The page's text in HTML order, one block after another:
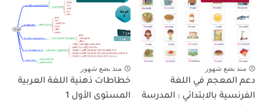
منذ بضع شهور
دعم المعجم في اللغة
الفرنسية بالابتدائي : المدرسة
منذ بضع شهور
خطاطات ذهنية اللغة العربية
المستوى الأول 1